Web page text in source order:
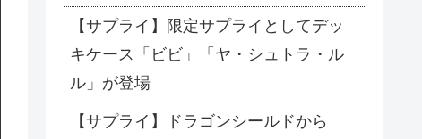
【サプライ】限定サプライとしてデッ
キケース「ビビ」「ヤ・シュトラ・ル
ル」が登場
【サプライ】ドラゴンシールドから